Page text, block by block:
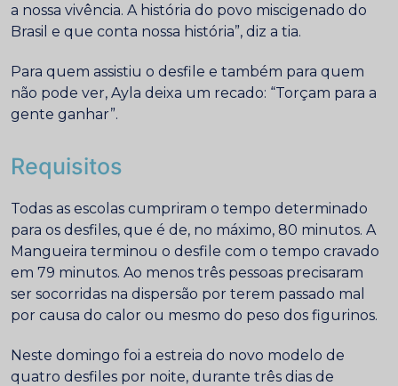
a nossa vivência. A história do povo miscigenado do
Brasil e que conta nossa história”, diz a tia.
Para quem assistiu o desfile e também para quem
não pode ver, Ayla deixa um recado: “Torçam para a
gente ganhar”.
Requisitos
Todas as escolas cumpriram o tempo determinado
para os desfiles, que é de, no máximo, 80 minutos. A
Mangueira terminou o desfile com o tempo cravado
em 79 minutos. Ao menos três pessoas precisaram
ser socorridas na dispersão por terem passado mal
por causa do calor ou mesmo do peso dos figurinos.
Neste domingo foi a estreia do novo modelo de
quatro desfiles por noite, durante três dias de